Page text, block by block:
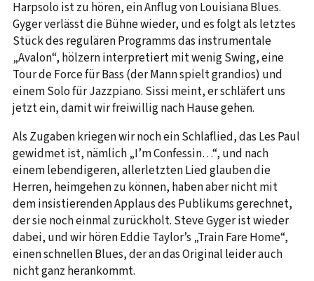
Harpsolo ist zu hören, ein Anflug von Louisiana Blues.
Gyger verlässt die Bühne wieder, und es folgt als letztes
Stück des regulären Programms das instrumentale
„Avalon“, hölzern interpretiert mit wenig Swing, eine
Tour de Force für Bass (der Mann spielt grandios) und
einem Solo für Jazzpiano. Sissi meint, er schläfert uns
jetzt ein, damit wir freiwillig nach Hause gehen.
Als Zugaben kriegen wir noch ein Schlaflied, das Les Paul
gewidmet ist, nämlich „I’m Confessin…“, und nach
einem lebendigeren, allerletzten Lied glauben die
Herren, heimgehen zu können, haben aber nicht mit
dem insistierenden Applaus des Publikums gerechnet,
der sie noch einmal zurückholt. Steve Gyger ist wieder
dabei, und wir hören Eddie Taylor’s „Train Fare Home“,
einen schnellen Blues, der an das Original leider auch
nicht ganz herankommt.